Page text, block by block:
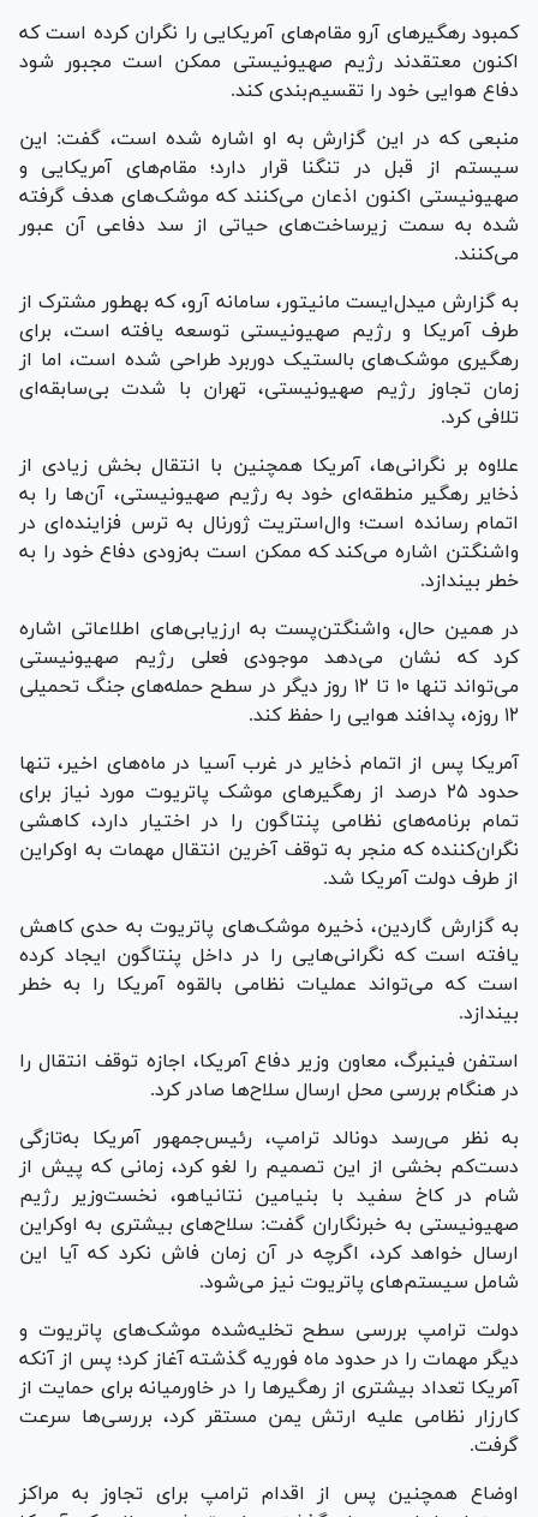
کمبود رهگیر‌های آرو مقام‌های آمریکایی را نگران کرده است که
اکنون معتقدند رژیم صهیونیستی ممکن است مجبور شود
دفاع هوایی خود را تقسیم‌بندی کند.
منبعی که در این گزارش به او اشاره شده است، گفت: این
سیستم از قبل در تنگنا قرار دارد؛ مقام‌های آمریکایی و
صهیونیستی اکنون اذعان می‌کنند که موشک‌های هدف گرفته
شده به سمت زیرساخت‌های حیاتی از سد دفاعی آن عبور
می‌کنند.
به گزارش میدل‌ایست مانیتور، سامانه آرو، که به‎طور مشترک از
طرف آمریکا و رژیم صهیونیستی توسعه یافته است، برای
رهگیری موشک‌های بالستیک دوربرد طراحی شده است، اما از
زمان تجاوز رژیم صهیونیستی، تهران با شدت بی‌سابقه‌ای
تلافی کرد.
علاوه بر نگرانی‌ها، آمریکا همچنین با انتقال بخش زیادی از
ذخایر رهگیر منطقه‌ای خود به رژیم صهیونیستی، آن‌ها را به
اتمام رسانده است؛ وال‌استریت ژورنال به ترس فزاینده‌ای در
واشنگتن اشاره می‌کند که ممکن است به‌زودی دفاع خود را به
خطر بیندازد.
در همین حال، واشنگتن‌پست به ارزیابی‌های اطلاعاتی اشاره
کرد که نشان می‌دهد موجودی فعلی رژیم صهیونیستی
می‌تواند تنها ۱۰ تا ۱۲ روز دیگر در سطح حمله‌های جنگ تحمیلی
۱۲ روزه، پدافند هوایی را حفظ کند.
آمریکا پس از اتمام ذخایر در غرب آسیا در ماه‌های اخیر، تنها
حدود ۲۵ درصد از رهگیر‌های موشک پاتریوت مورد نیاز برای
تمام برنامه‌های نظامی پنتاگون را در اختیار دارد، کاهشی
نگران‌کننده که منجر به توقف آخرین انتقال مهمات به اوکراین
از طرف دولت آمریکا شد.
به گزارش گاردین، ذخیره موشک‌های پاتریوت به حدی کاهش
یافته است که نگرانی‌هایی را در داخل پنتاگون ایجاد کرده
است که می‌تواند عملیات نظامی بالقوه آمریکا را به خطر
بیندازد.
استفن فینبرگ، معاون وزیر دفاع آمریکا، اجازه توقف انتقال را
در هنگام بررسی محل ارسال سلاح‌ها صادر کرد.
به نظر می‌رسد دونالد ترامپ، رئیس‌جمهور آمریکا به‌تازگی
دست‌کم بخشی از این تصمیم را لغو کرد، زمانی که پیش از
شام در کاخ سفید با بنیامین نتانیاهو، نخست‌وزیر رژیم
صهیونیستی به خبرنگاران گفت: سلاح‌های بیشتری به اوکراین
ارسال خواهد کرد، اگرچه در آن زمان فاش نکرد که آیا این
شامل سیستم‌های پاتریوت نیز می‌شود.
دولت ترامپ بررسی سطح تخلیه‌شده موشک‌های پاتریوت و
دیگر مهمات را در حدود ماه فوریه گذشته آغاز کرد؛ پس از آنکه
آمریکا تعداد بیشتری از رهگیر‌ها را در خاورمیانه برای حمایت از
کارزار نظامی علیه ارتش یمن مستقر کرد، بررسی‌ها سرعت
گرفت.
اوضاع همچنین پس از اقدام ترامپ برای تجاوز به مراکز